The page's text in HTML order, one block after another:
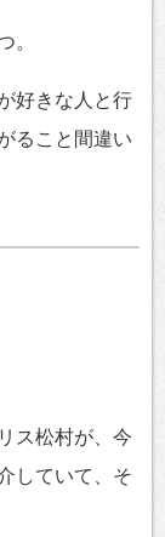
。
好きな人と行
ること間違い
ス松村が、今
していて、そ